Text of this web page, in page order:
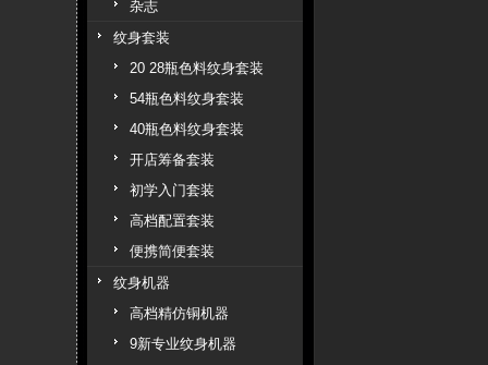
杂志
纹身套装
20 28瓶色料纹身套装
54瓶色料纹身套装
40瓶色料纹身套装
开店筹备套装
初学入门套装
高档配置套装
便携简便套装
纹身机器
高档精仿铜机器
9新专业纹身机器